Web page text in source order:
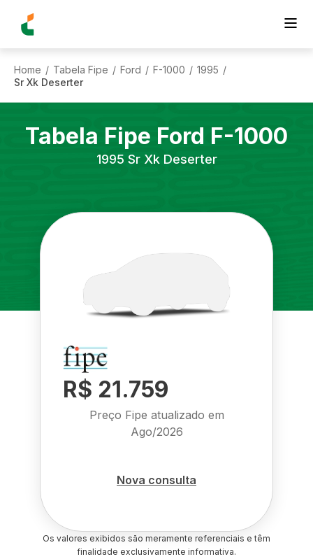
Home / Tabela Fipe / Ford / F-1000 / 1995 /
Sr Xk Deserter
Tabela Fipe Ford F-1000
1995 Sr Xk Deserter
R$ 21.759
Preço Fipe atualizado em
Ago/2026
Nova consulta
Os valores exibidos são meramente referenciais e têm
finalidade exclusivamente informativa.